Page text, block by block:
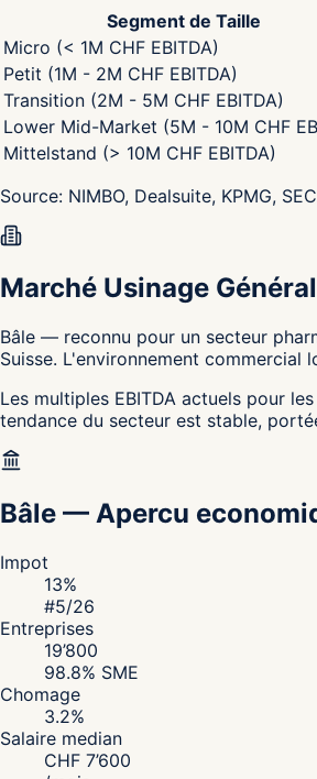
Segment de Taille
Micro (< 1M CHF EBITDA)
Petit (1M - 2M CHF EBITDA)
Transition (2M - 5M CHF EBITDA)
Lower Mid-Market (5M - 10M CHF
Mittelstand (> 10M CHF EBITDA)
Source: NIMBO, Dealsuite, KPMG,
Marché Usinage
Bâle — reconnu pour un secteur
Suisse. L'environnement
Les multiples EBITDA actuels pour
tendance du secteur est stable,
Bâle — Apercu
Impot
13%
#5/26
Entreprises
19’800
98.8% SME
Chomage
3.2%
Salaire median
CHF 7’600